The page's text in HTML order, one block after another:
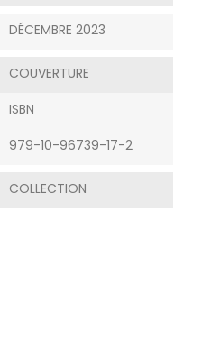
DÉCEMBRE 2023
COUVERTURE
ISBN
979-10-96739-17-2
COLLECTION